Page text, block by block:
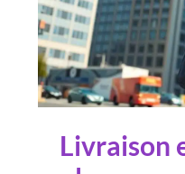
Livraison